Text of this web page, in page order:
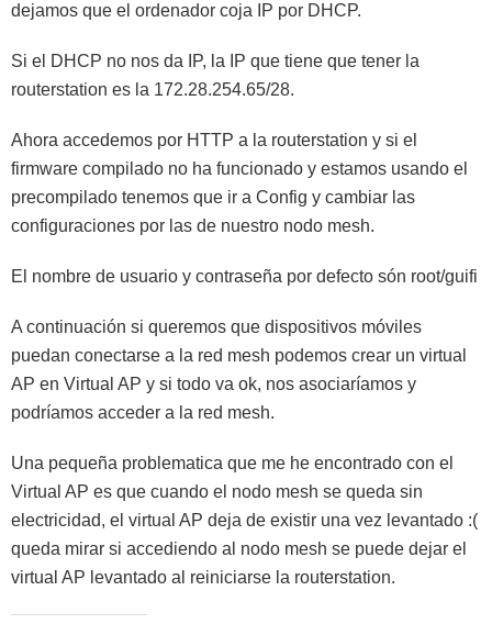
dejamos que el ordenador coja IP por DHCP.
Si el DHCP no nos da IP, la IP que tiene que tener la
routerstation es la 172.28.254.65/28.
Ahora accedemos por HTTP a la routerstation y si el
firmware compilado no ha funcionado y estamos usando el
precompilado tenemos que ir a Config y cambiar las
configuraciones por las de nuestro nodo mesh.
El nombre de usuario y contraseña por defecto són root/guifi
A continuación si queremos que dispositivos móviles
puedan conectarse a la red mesh podemos crear un virtual
AP en Virtual AP y si todo va ok, nos asociaríamos y
podríamos acceder a la red mesh.
Una pequeña problematica que me he encontrado con el
Virtual AP es que cuando el nodo mesh se queda sin
electricidad, el virtual AP deja de existir una vez levantado :(
queda mirar si accediendo al nodo mesh se puede dejar el
virtual AP levantado al reiniciarse la routerstation.